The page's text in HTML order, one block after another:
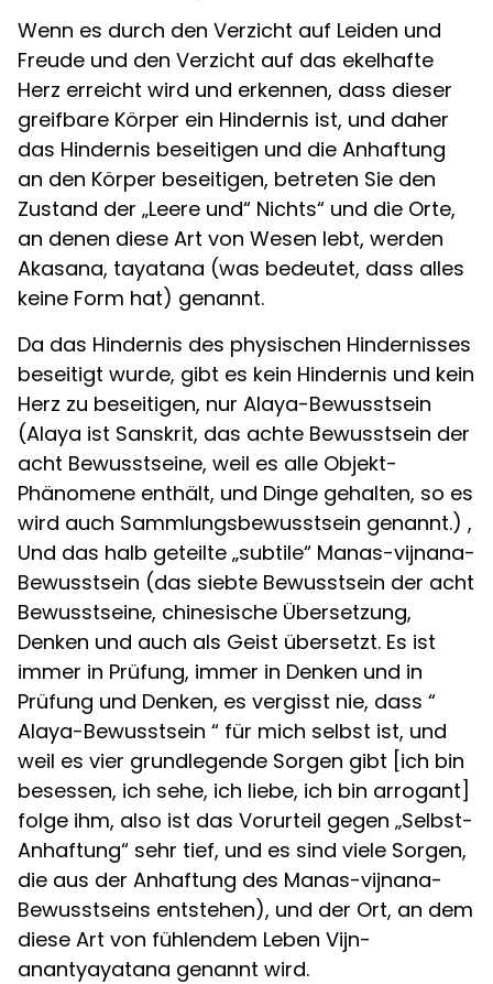
Wenn es durch den Verzicht auf Leiden und
Freude und den Verzicht auf das ekelhafte
Herz erreicht wird und erkennen, dass dieser
greifbare Körper ein Hindernis ist, und daher
das Hindernis beseitigen und die Anhaftung
an den Körper beseitigen, betreten Sie den
Zustand der „Leere und“ Nichts“ und die Orte,
an denen diese Art von Wesen lebt, werden
Akasana, tayatana (was bedeutet, dass alles
keine Form hat) genannt.
Da das Hindernis des physischen Hindernisses
beseitigt wurde, gibt es kein Hindernis und kein
Herz zu beseitigen, nur Alaya-Bewusstsein
(Alaya ist Sanskrit, das achte Bewusstsein der
acht Bewusstseine, weil es alle Objekt-
Phänomene enthält, und Dinge gehalten, so es
wird auch Sammlungsbewusstsein genannt.) ,
Und das halb geteilte „subtile“ Manas-vijnana-
Bewusstsein (das siebte Bewusstsein der acht
Bewusstseine, chinesische Übersetzung,
Denken und auch als Geist übersetzt. Es ist
immer in Prüfung, immer in Denken und in
Prüfung und Denken, es vergisst nie, dass “
Alaya-Bewusstsein “ für mich selbst ist, und
weil es vier grundlegende Sorgen gibt [ich bin
besessen, ich sehe, ich liebe, ich bin arrogant]
folge ihm, also ist das Vorurteil gegen „Selbst-
Anhaftung“ sehr tief, und es sind viele Sorgen,
die aus der Anhaftung des Manas-vijnana-
Bewusstseins entstehen), und der Ort, an dem
diese Art von fühlendem Leben Vijn-
anantyayatana genannt wird.